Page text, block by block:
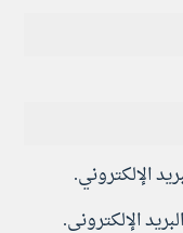
الإلكتروني.
الإلكتروني.